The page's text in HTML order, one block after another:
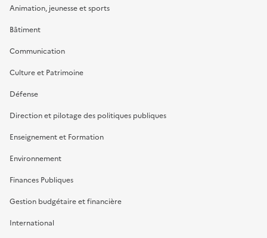
Animation, jeunesse et sports
Bâtiment
Communication
Culture et Patrimoine
Défense
Direction et pilotage des politiques publiques
Enseignement et Formation
Environnement
Finances Publiques
Gestion budgétaire et financière
International